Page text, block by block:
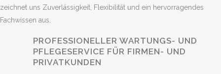
zeichnet uns Zuverlässigkeit, Flexibilität und ein hervorragendes
Fachwissen aus.
PROFESSIONELLER WARTUNGS- UND
PFLEGESERVICE FÜR FIRMEN- UND
PRIVATKUNDEN